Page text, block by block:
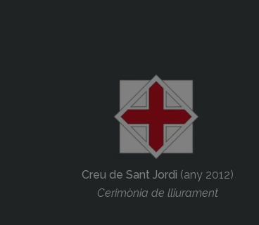
Creu de Sant Jordi (any 2012)
Cerimònia de lliurament